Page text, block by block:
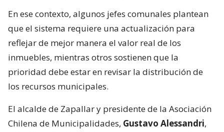
En ese contexto, algunos jefes comunales plantean
que el sistema requiere una actualización para
reflejar de mejor manera el valor real de los
inmuebles, mientras otros sostienen que la
prioridad debe estar en revisar la distribución de
los recursos municipales.
El alcalde de Zapallar y presidente de la Asociación
Chilena de Municipalidades, Gustavo Alessandri,